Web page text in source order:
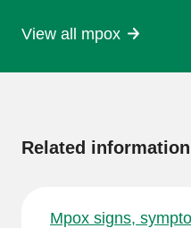
View all mpox
Related information
Mpox signs,